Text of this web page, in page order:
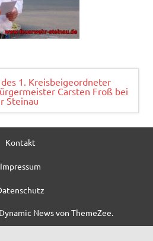
1. Kreisbeigeordneter
Carsten Froß bei
Steinau
Kontakt
Impressum
News von ThemeZee.